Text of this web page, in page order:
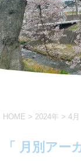
HOME > 2024年 > 4月
「 月別アー